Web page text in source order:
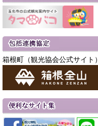
箱根町（観光協会公式サイト）